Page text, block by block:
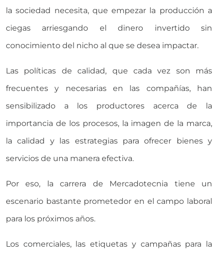
la sociedad necesita, que empezar la producción a
ciegas arriesgando el dinero invertido sin
conocimiento del nicho al que se desea impactar.
Las políticas de calidad, que cada vez son más
frecuentes y necesarias en las compañías, han
sensibilizado a los productores acerca de la
importancia de los procesos, la imagen de la marca,
la calidad y las estrategias para ofrecer bienes y
servicios de una manera efectiva.
Por eso, la carrera de Mercadotecnia tiene un
escenario bastante prometedor en el campo laboral
para los próximos años.
Los comerciales, las etiquetas y campañas para la